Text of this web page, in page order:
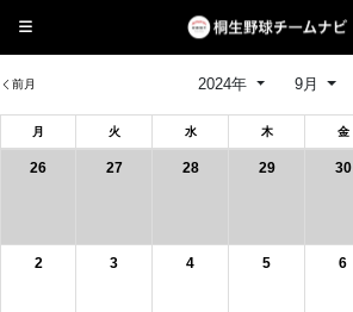
前月 2024年 9月
月 火 水 木 金
26 27 28 29 30
2 3 4 5 6